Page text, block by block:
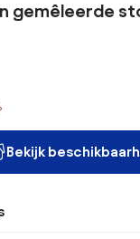
gemêleerde
Bekijk